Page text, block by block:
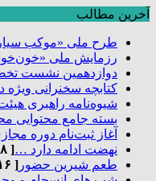
آخرین مطالب
طرح ملی «موکب
رزمایش ملی
دوازدهمین نشست
کتابچه سخنرانی
شیوه‌نامه راهبری
بسته جامع محتوایی
آغاز ثبت‌نام دوره
نهضت ادامه دارد …[ ۱۴۰۴٫۱۲٫۱۸ ]
طعم شیرین حضور [ ۱۴۰۴٫۱۲٫۱۶ ]